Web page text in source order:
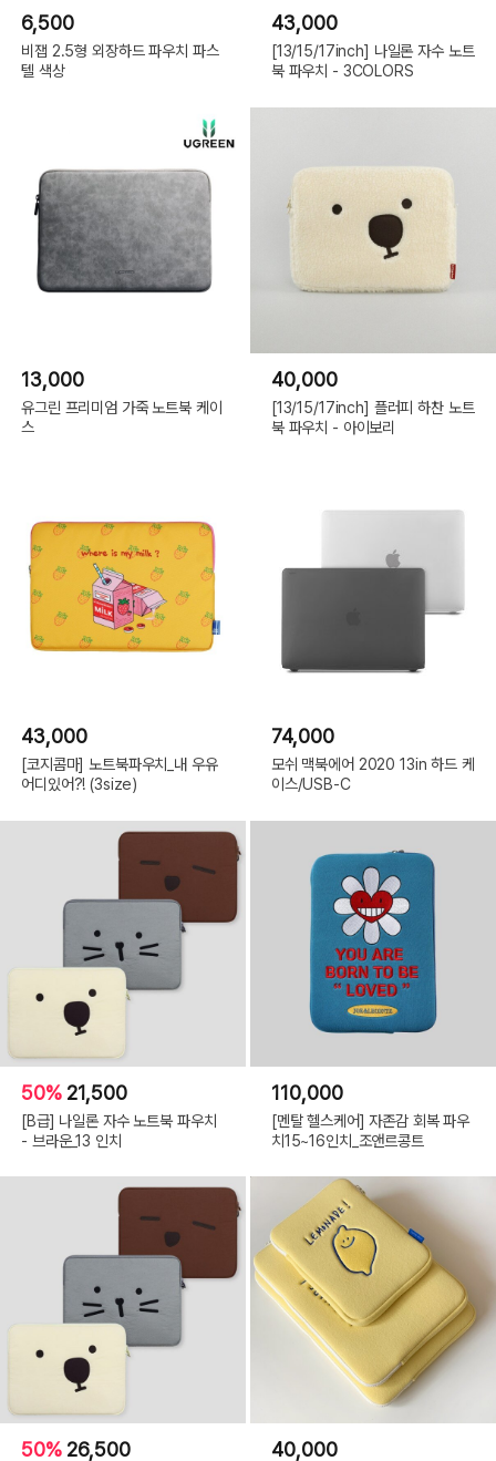
6,500
비잽 2.5형 외장하드 파우치 파스
텔 색상
43,000
[13/15/17inch] 나일론 자수 노트
북 파우치 - 3COLORS
13,000
유그린 프리미엄 가죽 노트북 케이
스
40,000
[13/15/17inch] 플러피 하찬 노트
북 파우치 - 아이보리
43,000
[코지콤마] 노트북파우치_내 우유
어디있어?! (3size)
74,000
모쉬 맥북에어 2020 13in 하드 케
이스/USB-C
50% 21,500
[B급] 나일론 자수 노트북 파우치
- 브라운_13 인치
110,000
[멘탈 헬스케어] 자존감 회복 파우
치15~16인치_조앤르콩트
50% 26,500 40,000